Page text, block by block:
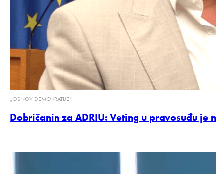
„OSNOV DEMOKRATIJE“
Dobričanin za ADRIU: Veting u pravosuđu je